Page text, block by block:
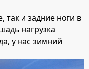
так и задние ноги в
нагрузка
у нас зимний